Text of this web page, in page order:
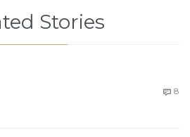
Stories
 8